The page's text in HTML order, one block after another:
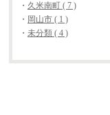
・ 久米南町 ( 7 )
・ 岡山市 ( 1 )
・ 未分類 ( 4 )